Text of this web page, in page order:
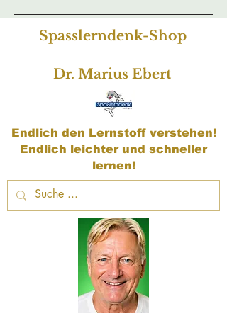
Spasslerndenk-Shop
Dr. Marius Ebert
Endlich den Lernstoff verstehen!
Endlich leichter und schneller
lernen!